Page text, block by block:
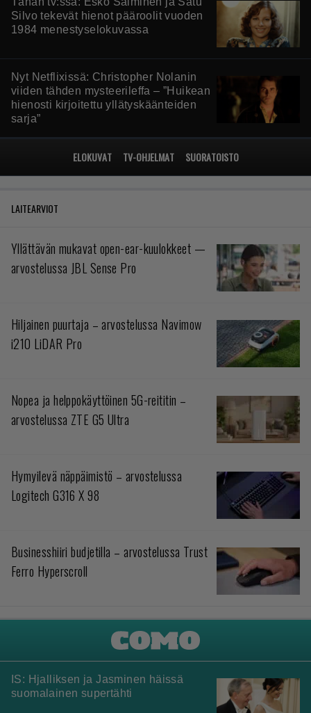
Silvo tekevät hienot pääroolit vuoden
1984 menestyselokuvassa
Nyt Netflixissä: Christopher Nolanin
viiden tähden mysteerileffa – ”Huikean
hienosti kirjoitettu yllätyskäänteiden
sarja”
ELOKUVAT TV-OHJELMAT SUORATOISTO
LAITEARVIOT
Yllättävän mukavat open-ear-kuulokkeet —
arvostelussa JBL Sense Pro
Hiljainen puurtaja – arvostelussa Navimow
i210 LiDAR Pro
Nopea ja helppokäyttöinen 5G-reititin –
arvostelussa ZTE G5 Ultra
Hymyilevä näppäimistö – arvostelussa
Logitech G316 X 98
Businesshiiri budjetilla – arvostelussa Trust
Ferro Hyperscroll
IS: Hjalliksen ja Jasminen häissä
suomalainen supertähti